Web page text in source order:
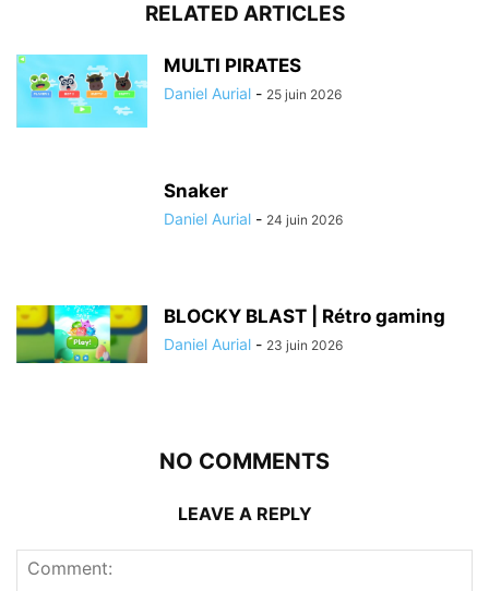
RELATED ARTICLES
MULTI PIRATES
Daniel Aurial - 25 juin 2026
Snaker
Daniel Aurial - 24 juin 2026
BLOCKY BLAST | Rétro gaming
Daniel Aurial - 23 juin 2026
NO COMMENTS
LEAVE A REPLY